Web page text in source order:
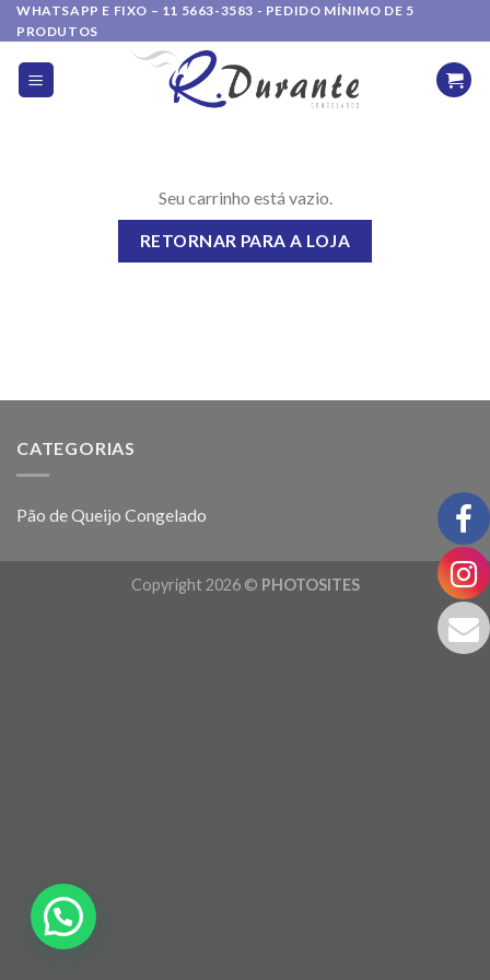
Skip
to
content
WHATSAPP E FIXO – 11 5663-3583 - PEDIDO MÍNIMO DE 5
PRODUTOS
Seu carrinho está vazio.
RETORNAR PARA A LOJA
CATEGORIAS
Pão de Queijo Congelado
Copyright 2026 © PHOTOSITES